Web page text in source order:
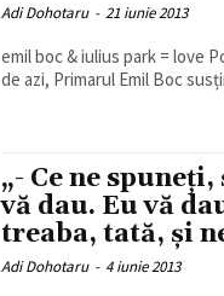
Adi Dohotaru - 21 iunie 2013
emil boc & iulius park = love
de azi, Primarul Emil Boc
„- Ce ne
vă dau. Eu vă
treaba, tată, și
Adi Dohotaru - 4 iunie 2013